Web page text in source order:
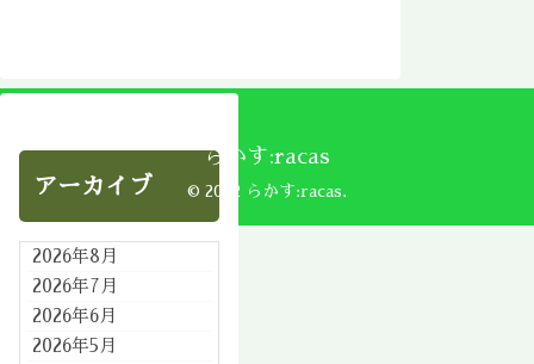
アーカイブ
2026年8月
2026年7月
2026年6月
2026年5月
らかす:racas
© 2002 らかす:racas.